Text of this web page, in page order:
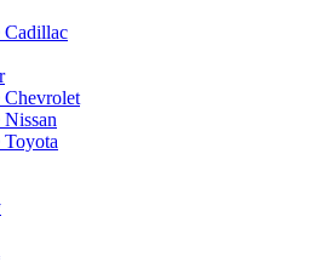
Cadillac